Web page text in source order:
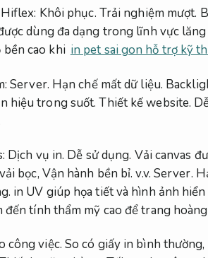
Khôi phục. Trải nghiệm mượt.
dùng đa dạng trong lĩnh vực
bền cao khi in pet sai gon hỗ trợ kỹ
Server. Hạn chế mất dữ liệu.
hiệu trong suốt.Thiết kế website.
Dịch vụ in. Dễ sử dụng. Vải canvas
vải bọc, Vận hành bền bỉ. v.v. Server.
in UV giúp họa tiết và hình ảnh
đến tính thẩm mỹ cao để trang
công việc. So có giấy in bình thường,